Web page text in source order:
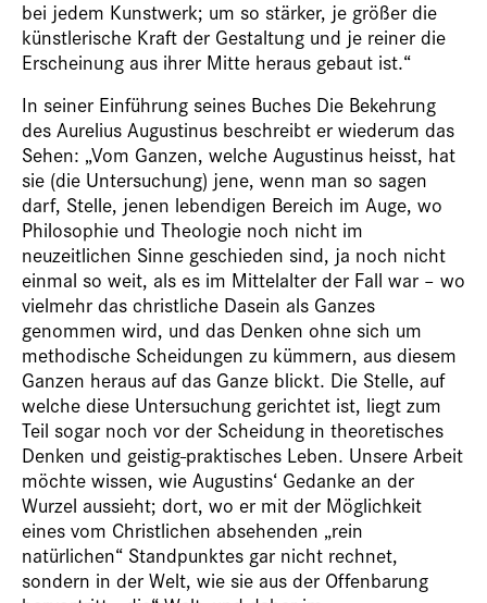
bei jedem Kunstwerk; um so stärker, je größer die
künstlerische Kraft der Gestaltung und je reiner die
Erscheinung aus ihrer Mitte heraus gebaut ist.“
In seiner Einführung seines Buches Die Bekehrung
des Aurelius Augustinus beschreibt er wiederum das
Sehen: „Vom Ganzen, welche Augustinus heisst, hat
sie (die Untersuchung) jene, wenn man so sagen
darf, Stelle, jenen lebendigen Bereich im Auge, wo
Philosophie und Theologie noch nicht im
neuzeitlichen Sinne geschieden sind, ja noch nicht
einmal so weit, als es im Mittelalter der Fall war – wo
vielmehr das christliche Dasein als Ganzes
genommen wird, und das Denken ohne sich um
methodische Scheidungen zu kümmern, aus diesem
Ganzen heraus auf das Ganze blickt. Die Stelle, auf
welche diese Untersuchung gerichtet ist, liegt zum
Teil sogar noch vor der Scheidung in theoretisches
Denken und geistig-praktisches Leben. Unsere Arbeit
möchte wissen, wie Augustins‘ Gedanke an der
Wurzel aussieht; dort, wo er mit der Möglichkeit
eines vom Christlichen absehenden „rein
natürlichen“ Standpunktes gar nicht rechnet,
sondern in der Welt, wie sie aus der Offenbarung